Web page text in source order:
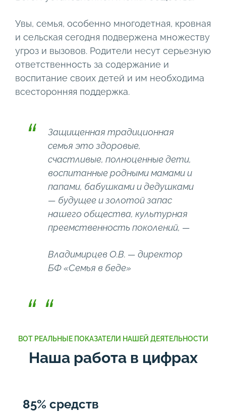
Увы, семья, особенно многодетная, кровная
и сельская сегодня подвержена множеству
угроз и вызовов. Родители несут серьезную
ответственность за содержание и
воспитание своих детей и им необходима
всесторонняя поддержка.
Защищенная традиционная
семья это здоровые,
счастливые, полноценные дети,
воспитанные родными мамами и
папами, бабушками и дедушками
— будущее и золотой запас
нашего общества, культурная
преемственность поколений, —
Владимирцев О.В. — директор
БФ «Семья в беде»
ВОТ РЕАЛЬНЫЕ ПОКАЗАТЕЛИ НАШЕЙ ДЕЯТЕЛЬНОСТИ
Наша работа в цифрах
85% средств